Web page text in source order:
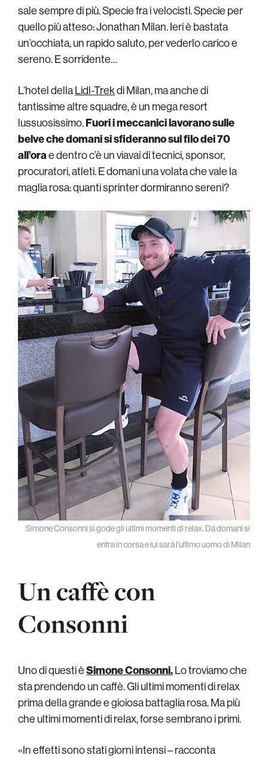
sale sempre di più. Specie fra i velocisti. Specie per
quello più atteso: Jonathan Milan. Ieri è bastata
un’occhiata, un rapido saluto, per vederlo carico e
sereno. E sorridente…
L’hotel dellaLidl-Trekdi Milan, ma anche di
tantissime altre squadre, è un mega resort
lussuosissimo.Fuori i meccanici lavorano sulle
belve che domani si sfideranno sul filo dei 70
all’orae dentro c’è un viavai di tecnici, sponsor,
procuratori, atleti. E domani una volata che vale la
maglia rosa: quanti sprinter dormiranno sereni?
Simone Consonni si gode gli ultimi momenti di relax. Da domani si
entra in corsa e lui sarà l’ultimo uomo di Milan
Un caffè con
Consonni
Uno di questi èSimone Consonni.Lo troviamo che
sta prendendo un caffè. Gli ultimi momenti di relax
prima della grande e gioiosa battaglia rosa. Ma più
che ultimi momenti di relax, forse sembrano i primi.
«In effetti sono stati giorni intensi – racconta